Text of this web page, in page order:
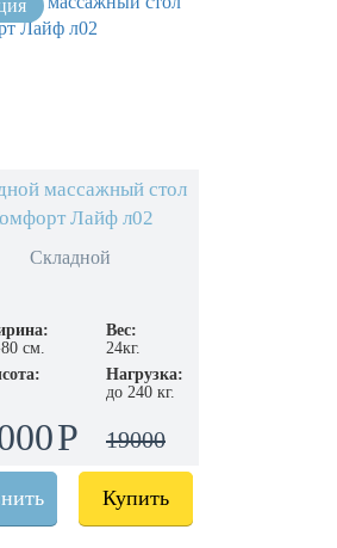
массажный стол
Лайф л02
Складной
см.
Вес:
24кг.
Нагрузка:
до 240 кг.
19000
Купить